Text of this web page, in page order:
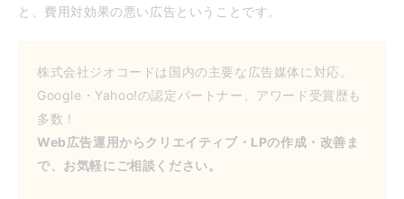
と、費用対効果の悪い広告ということです。
株式会社ジオコードは国内の主要な広告媒体に対応。
Google・Yahoo!の認定パートナー、アワード受賞歴も
多数！
Web広告運用からクリエイティブ・LPの作成・改善ま
で、お気軽にご相談ください。